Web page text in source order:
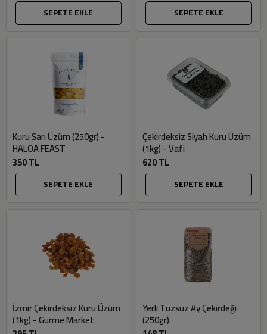
SEPETE EKLE SEPETE EKLE
Kuru Sarı Üzüm (250gr) -
HALOA FEAST
350 TL
SEPETE EKLE
Çekirdeksiz Siyah Kuru Üzüm
(1kg) - Vafi
620 TL
SEPETE EKLE
İzmir Çekirdeksiz Kuru Üzüm
(1kg) - Gurme Market
Yerli Tuzsuz Ay Çekirdeği
(250gr)